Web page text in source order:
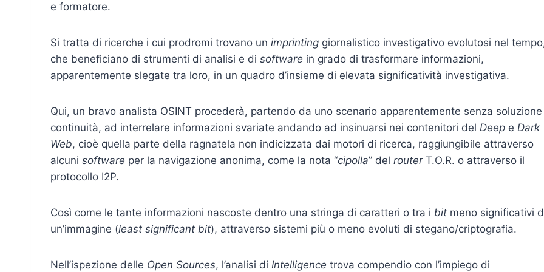
e formatore.
Si tratta di ricerche i cui prodromi trovano un imprinting giornalistico investigativo evolutosi nel
che beneficiano di strumenti di analisi e di software in grado di trasformare informazioni,
apparentemente slegate tra loro, in un quadro d’insieme di elevata significatività investigativa.
Qui, un bravo analista OSINT procederà, partendo da uno scenario apparentemente senza
continuità, ad interrelare informazioni svariate andando ad insinuarsi nei contenitori del Deep e Dark
Web, cioè quella parte della ragnatela non indicizzata dai motori di ricerca, raggiungibile attraverso
alcuni software per la navigazione anonima, come la nota “cipolla” del routerT.O.R. o attraverso il
protocollo I2P.
Così come le tante informazioni nascoste dentro una stringa di caratteri o tra i bit meno significativi
un’immagine (least significant bit), attraverso sistemi più o meno evoluti di stegano/criptografia.
Nell’ispezione delle Open Sources, l’analisi di Intelligence trova compendio con l’impiego di